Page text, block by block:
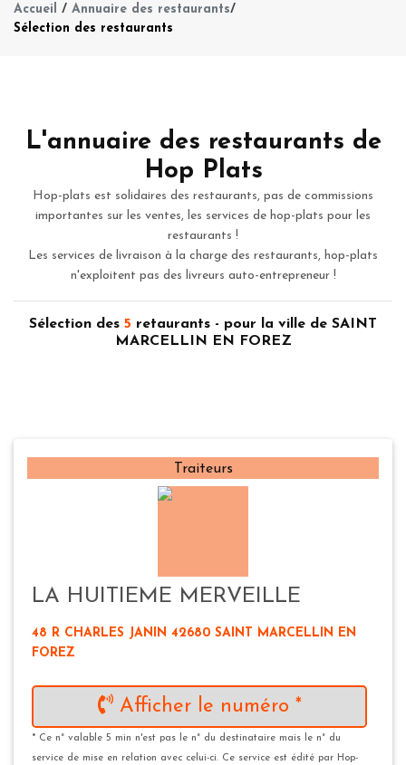
Accueil / Annuaire des restaurants/
Sélection des restaurants
L'annuaire des restaurants de
Hop Plats
Hop-plats est solidaires des restaurants, pas de commissions
importantes sur les ventes, les services de hop-plats pour les
restaurants !
Les services de livraison à la charge des restaurants, hop-plats
n'exploitent pas des livreurs auto-entrepreneur !
Sélection des 5 retaurants - pour la ville de SAINT
MARCELLIN EN FOREZ
Traiteurs
LA HUITIEME MERVEILLE
48 R CHARLES JANIN 42680 SAINT MARCELLIN EN
FOREZ
Afficher le numéro *
* Ce n° valable 5 min n'est pas le n° du destinataire mais le n° du
service de mise en relation avec celui-ci. Ce service est édité par Hop-